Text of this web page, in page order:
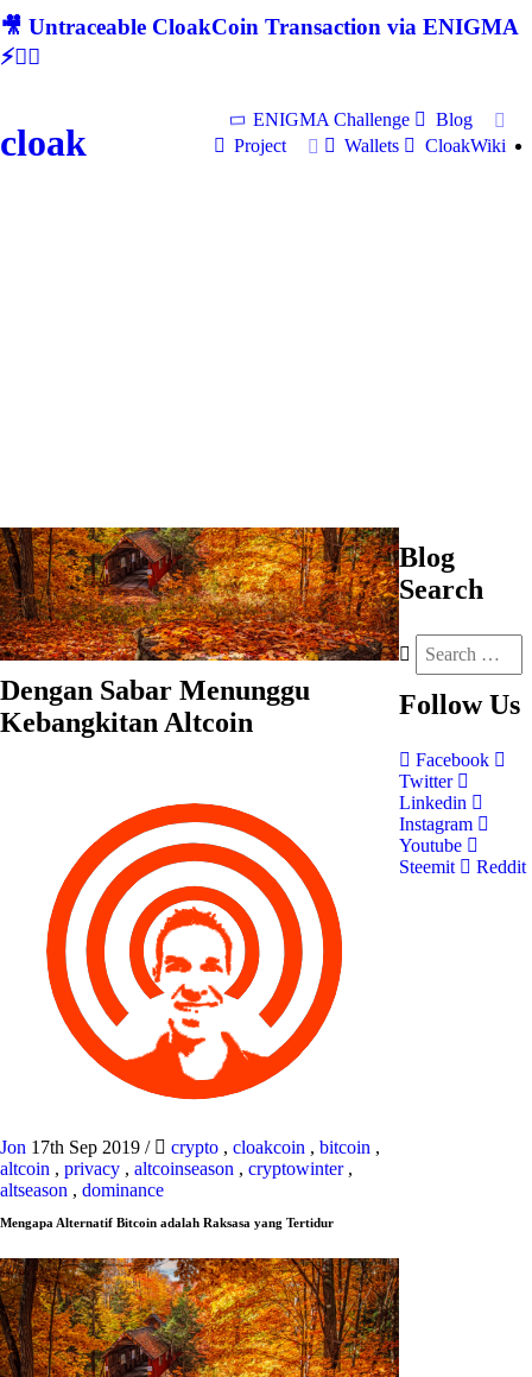
🎥 Untraceable CloakCoin Transaction via ENIGMA
⚡🕵‍♂
cloak
ENIGMA Challenge
Blog
Project
Wallets CloakWiki
Dengan Sabar Menunggu
Kebangkitan Altcoin
Jon 17th Sep 2019 / crypto , cloakcoin , bitcoin ,
altcoin , privacy , altcoinseason , cryptowinter,
altseason , dominance
Mengapa Alternatif Bitcoin adalah Raksasa yang Tertidur
Blog
Search
Follow Us
Facebook
Twitter
Linkedin
Instagram
Youtube
Steemit
Reddit